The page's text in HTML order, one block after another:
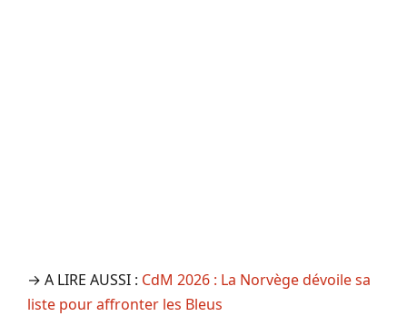
→ A LIRE AUSSI : CdM 2026 : La Norvège dévoile sa
liste pour affronter les Bleus